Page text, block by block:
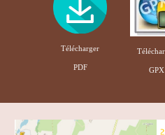
Télécharger
PDF GPX